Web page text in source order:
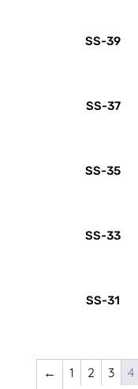
SS-39
SS-37
SS-35
SS-33
SS-31
← 1 2 3 4